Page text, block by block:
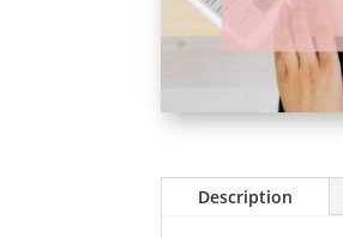
Description